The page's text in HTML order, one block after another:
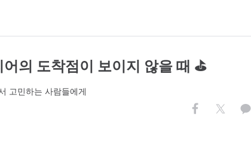
의 도착점이 보이지 않을 때 ⛳️
고민하는 사람들에게